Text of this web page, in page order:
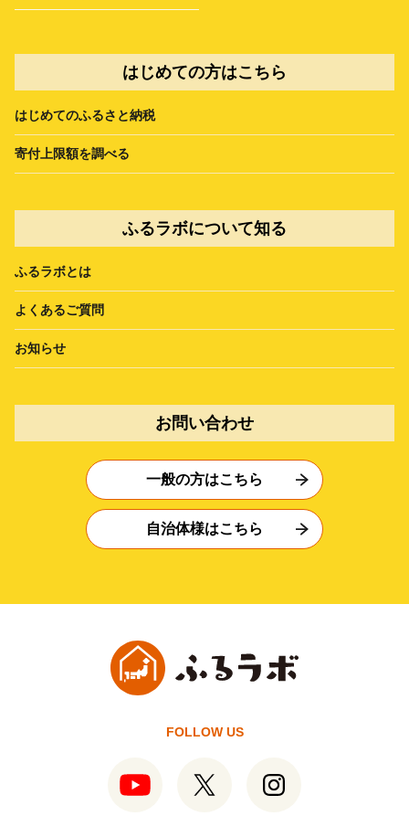
はじめての方はこちら
はじめてのふるさと納税
寄付上限額を調べる
ふるラボについて知る
ふるラボとは
よくあるご質問
お知らせ
お問い合わせ
一般の方はこちら
自治体様はこちら
FOLLOW US